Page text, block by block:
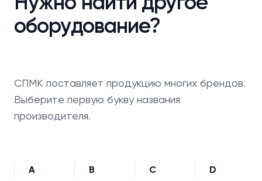
оборудование?
СПМК поставляет продукцию многих брендов.
Выберите первую букву названия
производителя.
A B C D